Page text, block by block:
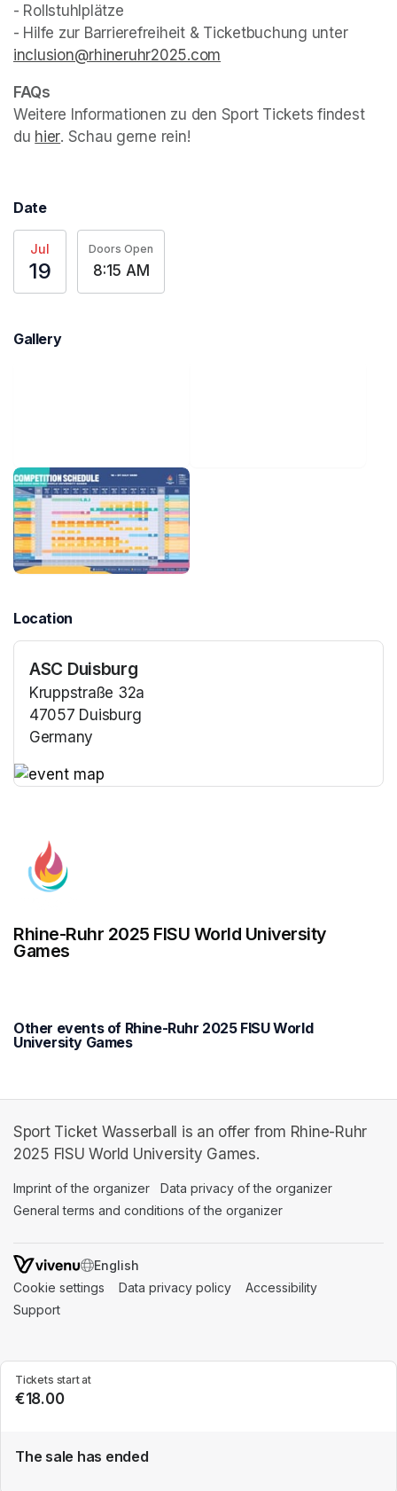
- Rollstuhlplätze
- Hilfe zur Barrierefreiheit & Ticketbuchung unter
inclusion@rhineruhr2025.com
Weitere Informationen zu den Sport Tickets findest
du hier(opens in a new tab)
. Schau gerne rein!
Date
Jul
19
Doors Open
8:15 AM
Gallery
Location
ASC Duisburg
Kruppstraße 32a
47057 Duisburg
Germany
Tickets start at
€18.00
The sale has ended
Rhine-Ruhr 2025 FISU World University
Games
Other events of Rhine-Ruhr 2025 FISU World
University Games
Sport Ticket Wasserball is an offer from Rhine-Ruhr
2025 FISU World University Games.
Imprint of the organizer (opens in a new tab)
Data privacy of the organizer
General terms and conditions of the organizer
SWITCH LANGUAGE
Cookie settings (opens in a new tab)
Data privacy policy (opens in a new tab)
Accessibility
Support